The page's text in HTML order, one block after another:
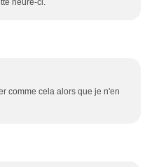
heure-ci.
comme cela alors que je n'en